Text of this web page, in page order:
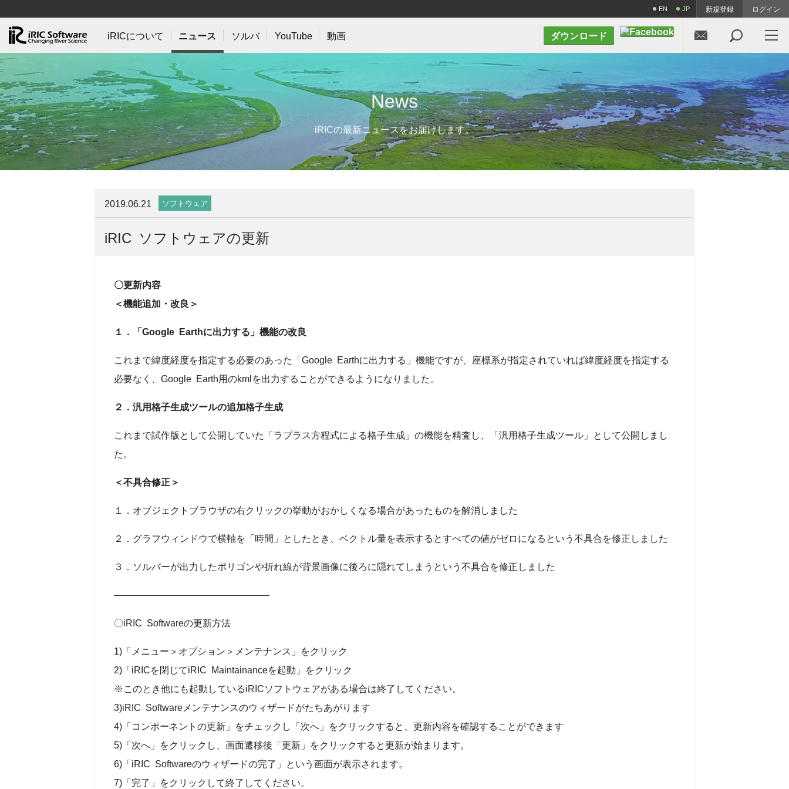
EN JP 新規登録 ログイン
iRICについて ニュース ソルバ YouTube 動画 ダウンロード  
News
iRICの最新ニュースをお届けします。
2019.06.21 ソフトウェア
iRIC ソフトウェアの更新
〇更新内容
＜機能追加・改良＞
１．「Google Earthに出力する」機能の改良
これまで緯度経度を指定する必要のあった「Google Earthに出力する」機能ですが、座標系が指定されていれば緯度経度を指定する
必要なく、Google Earth用のkmlを出力することができるようになりました。
２．汎用格子生成ツールの追加格子生成
これまで試作版として公開していた「ラプラス方程式による格子生成」の機能を精査し、「汎用格子生成ツール」として公開しまし
た。
＜不具合修正＞
１．オブジェクトブラウザの右クリックの挙動がおかしくなる場合があったものを解消しました
２．グラフウィンドウで横軸を「時間」としたとき、ベクトル量を表示するとすべての値がゼロになるという不具合を修正しました
３．ソルバーが出力したポリゴンや折れ線が背景画像に後ろに隠れてしまうという不具合を修正しました
————————————————–
〇iRIC Softwareの更新方法
1)「メニュー＞オプション＞メンテナンス」をクリック
2)「iRICを閉じてiRIC Maintainanceを起動」をクリック
※このとき他にも起動しているiRICソフトウェアがある場合は終了してください。
3)iRIC Softwareメンテナンスのウィザードがたちあがります
4)「コンポーネントの更新」をチェックし「次へ」をクリックすると、更新内容を確認することができます
5)「次へ」をクリックし、画面遷移後「更新」をクリックすると更新が始まります。
6)「iRIC Softwareのウィザードの完了」という画面が表示されます。
7)「完了」をクリックして終了してください。